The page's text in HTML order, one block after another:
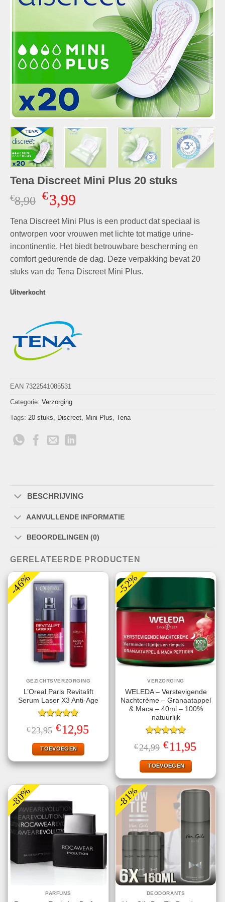
Tena Discreet Mini Plus 20 stuks
€8,90 Oorspronkelijke
prijs
was:
€8,90.
€3,99Huidige
is:
€3,99.
Tena Discreet Mini Plus is een product dat speciaal is
ontworpen voor vrouwen met lichte tot matige urine-
incontinentie. Het biedt betrouwbare bescherming en
comfort gedurende de dag. Deze verpakking bevat 20
stuks van de Tena Discreet Mini Plus.
Uitverkocht
EAN 7322541085531
Categorie: Verzorging
Tags: 20 stuks, Discreet, Mini Plus, Tena
BESCHRIJVING
AANVULLENDE INFORMATIE
BEOORDELINGEN (0)
GERELATEERDE PRODUCTEN
-46%
GEZICHTSVERZORGING
L’Oreal Paris Revitalift
Serum Laser X3 Anti-Age
Gewaardeerd
5.00uit 5
€23,95 Oorspronkelijke
prijs
was:
€23,95.
€12,95prijs
TOEVOEGEN
-52%
VERZORGING
WELEDA – Verstevigende
Nachtcrème – Granaatappel
& Maca – 40ml – 100%
natuurlijk
Gewaardeerd
5.00uit 5
€24,99 Oorspronkelijke
prijs
was:
€24,99.
€11,95prijs
TOEVOEGEN
-80%
PARFUMS
-81%
DEODORANTS